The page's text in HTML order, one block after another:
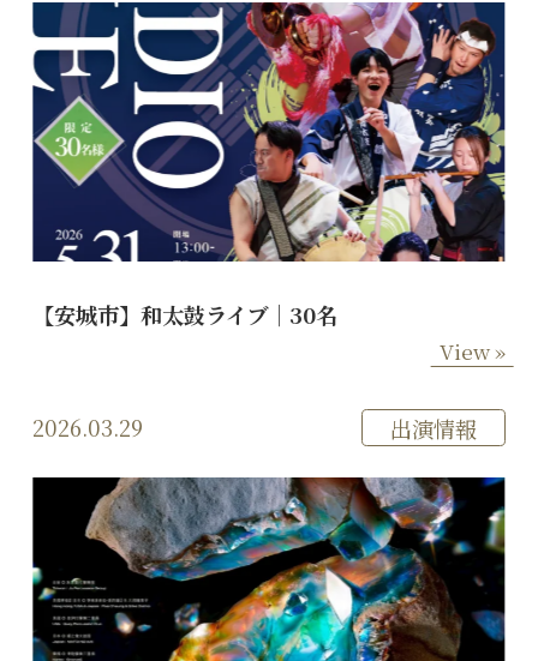
【安城市】和太鼓ライブ｜30名
View »
2026.03.29 出演情報